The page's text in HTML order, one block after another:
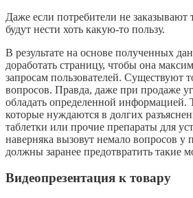
Даже если потребители не заказывают
будут нести хоть какую-то пользу.
В результате на основе полученных
доработать страницу, чтобы она
запросам пользователей.
вопросов. Правда, даже при продаже
обладать определенной информацией.
которые нуждаются в долгих
таблетки или прочие препараты для
наверняка вызовут немало вопросов у
должны заранее предотвратить такие
Видеопрезентация к товару